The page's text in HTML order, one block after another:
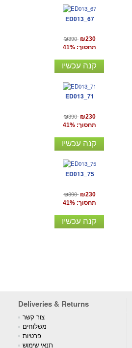
ED013_67
₪390 ₪230
תחסוך: 41%
קנה עכשיו
ED013_71
₪390 ₪230
תחסוך: 41%
קנה עכשיו
ED013_75
₪390 ₪230
תחסוך: 41%
קנה עכשיו
Deliveries & Returns
צור קשר
משלוחים
פרטיות
תנאי שימוש